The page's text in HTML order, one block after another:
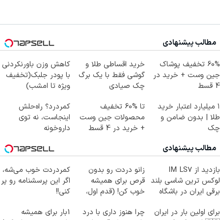
مطالب پیشنهادی
60% تخفیف پوشاک
جین وست + خرید در
4 قسط
خرید اقساطی طلا و
گوشی فقط با یک برگ
چک صیادی
کاهش وزن باورنکردنی
با پودر جلبک(تخفیف
ویژه تا امشب)
۱ میلیارد اعتبار خرید
طلا | بدون ضامن و
چک
تا %60 تخفیف
محصولات جین وست
+ خرید در 4 قسط
کمردرد؟ راه‌حلش
اینجاست، نه توی
داروخونه
مطالب پیشنهادی
بازدید از IM LS7
لوکس ترین شاسی بلند
برقی ایران در باشگاه
زانو دردت رو بدون
قرص برای همیشه
خوب کن! (قدم اول،
کمردردت خوب می‌شه،
اگر این پرسشنامه رو پر
کنی!!
برای اولین بار در ایران
چرا هنوز داری با درد
1بار برای همیشه